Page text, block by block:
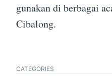
gunakan di berbagai
Cibalong.
CATEGORIES